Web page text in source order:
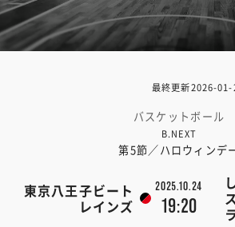
最終更新2026-
バスケットボール
B.NEXT
第5節／ハロウィンデ
東京八王子ビート
レインズ
2025.10.24
19:20